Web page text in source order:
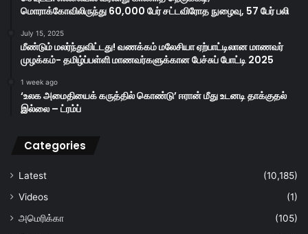
மொராக்கோவிலிருந்து 60,000 பேர் சட்டவிரோத நுழைவு, 57 பேர் பலி
July 15, 2025
மீண்டும் மலர்ந்துவிட்டது! வணக்கம் மலேசியா ஏற்பாட்டிலான மாணவர்
முழக்கம்- தமிழ்ப்பள்ளி மாணவர்களுக்கான பேச்சுப் போட்டி 2025
1 week ago
‘உலக அமைதியைக் கருத்தில் கொண்டு’ ஈரான் மீது உடனடி தாக்குதல்
இல்லை – ட்ரம்ப்
Categories
Latest
(10,185)
Videos
(1)
அமெரிக்கா
(105)